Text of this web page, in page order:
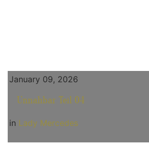
January 09, 2026
Unnahbar Teil 04
in Lady Mercedes